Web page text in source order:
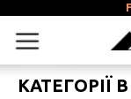
FREE
КАТЕГОРІЇ